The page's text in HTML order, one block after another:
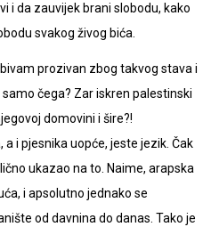
i da zauvijek brani slobodu, kako
svakog živog bića.
prozivan zbog takvog stava i
čega? Zar iskren palestinski
domovini i šire?!
i pjesnika uopće, jeste jezik. Čak
ukazao na to. Naime, arapska
i apsolutno jednako se
od davnina do danas. Tako je